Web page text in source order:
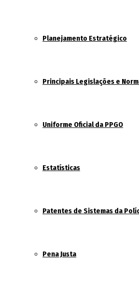
Planejamento Estratégico
Principais Legislações e
Uniforme Oficial da PPGO
Estatísticas
Patentes de Sistemas da
Pena Justa